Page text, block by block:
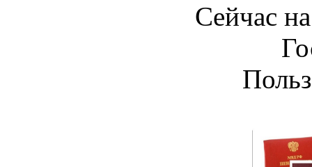
Сейчас